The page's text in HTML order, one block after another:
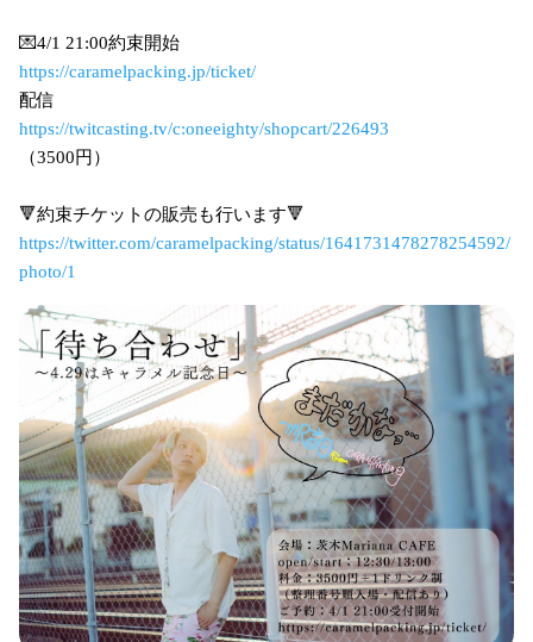
💌4/1 21:00約束開始
https://caramelpacking.jp/ticket/
配信
https://twitcasting.tv/c:oneeighty/shopcart/226493
（3500円）
🔻約束チケットの販売も行います🔻
https://twitter.com/caramelpacking/status/1641731478278254592/
photo/1